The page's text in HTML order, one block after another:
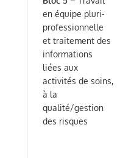
en équipe pluri-
professionnelle
et traitement des
informations
liées aux
activités de soins,
à la
qualité/gestion
des risques